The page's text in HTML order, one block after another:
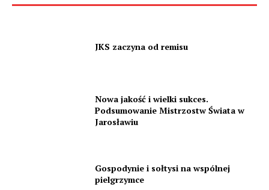
JKS zaczyna od remisu
Nowa jakość i wielki sukces.
Podsumowanie Mistrzostw Świata w
Jarosławiu
Gospodynie i sołtysi na wspólnej
pielgrzymce